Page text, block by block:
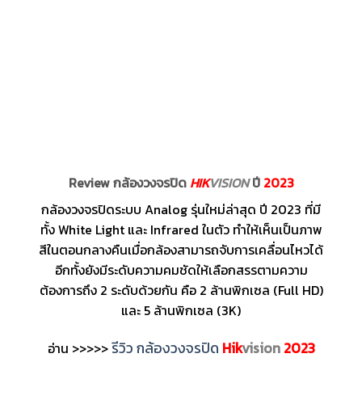
Review กล้องวงจรปิด HIKVISIONปี 2023
กล้องวงจรปิดระบบ Analog รุ่นใหม่ล่าสุด ปี 2023 ที่มี
ทั้ง White Light และ Infrared ในตัว ทำให้เห็นเป็นภาพ
สีในตอนกลางคืนเมื่อกล้องสามารถจับการเคลื่อนไหวได้
อีกทั้งยังมีระดับความคมชัดให้เลือกสรรตามความ
ต้องการถึง 2 ระดับด้วยกัน คือ 2 ล้านพิกเซล (Full HD)
และ 5 ล้านพิกเซล (3K)
อ่าน >>>>>รีวิว กล้องวงจรปิด Hikvision 2023